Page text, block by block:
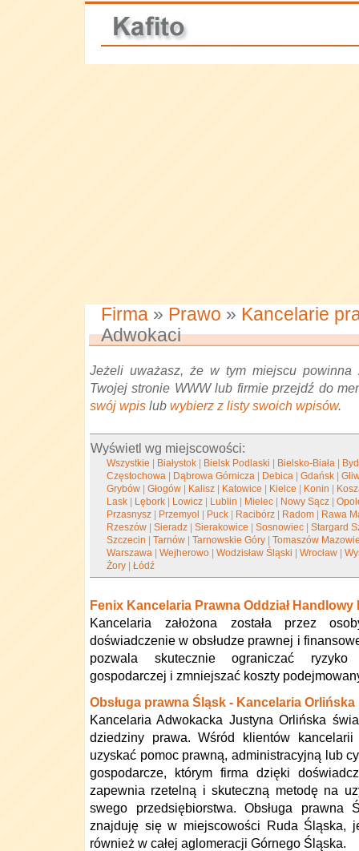
Firma » Prawo » Kancelarie
Adwokaci
Jeżeli uważasz, że w tym miejscu powinna
Twojej stronie WWW lub firmie przejdź do
swój wpis lub wybierz z listy swoich wpisów.
Wyświetl wg miejscowości:
Wszystkie Białystok Bielsk Podlaski Bielsko-Biała
Częstochowa
Dąbrowa Górnicza Debica |Gdańsk |
Grybów |Głogów Kalisz Katowice Kielce Konin
Lask
Lębork Lowicz Lublin Mielec Nowy Sącz |
Przasnysz
Przemyol Puck Racibórz Radom
Rawa
Rzeszów |Sieradz |Sierakowice |Sosnowiec |Stargard
Szczecin |Tarnów |Tarnowskie Góry |Tomaszów
Warszawa |Wejherowo |Wodzisław Śląski |Wrocław |
Żory |Łódź
Fenix Kancelaria Prawna Oddział Handlowy
Kancelaria założona została przez
doświadczenie w obsłudze prawnej i
pozwala skutecznie ograniczać ryzyko
gospodarczej i zmniejszać koszty
Obsługa prawna Śląsk - Kancelaria Orlińska
Kancelaria Adwokacka Justyna Orlińska
dziedziny prawa. Wśród klientów
uzyskać pomoc prawną, administracyjną lub
gospodarcze, którym firma dzięki
zapewnia rzetelną i skuteczną metodę na
swego przedsiębiorstwa. Obsługa prawna
znajduję się w miejscowości Ruda Śląska,
również w całej aglomeracji Górnego Śląska.